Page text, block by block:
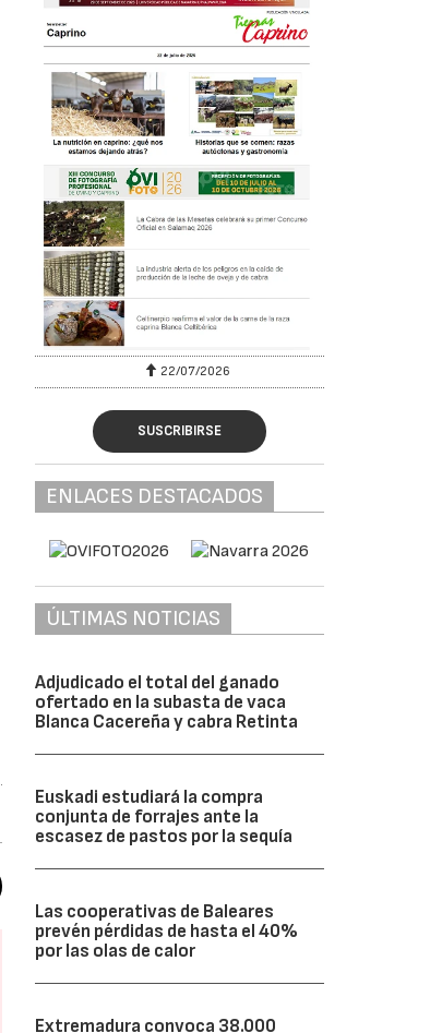
22/07/2026
SUSCRIBIRSE
ENLACES DESTACADOS
ÚLTIMAS NOTICIAS
Adjudicado el total del ganado
ofertado en la subasta de vaca
Blanca Cacereña y cabra Retinta
Euskadi estudiará la compra
conjunta de forrajes ante la
escasez de pastos por la sequía
Las cooperativas de Baleares
prevén pérdidas de hasta el 40%
por las olas de calor
Extremadura convoca 38.000